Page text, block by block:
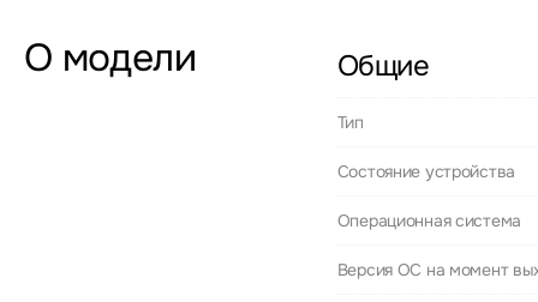
О модели Общие
Тип
Состояние устройства
Операционная система
Версия ОС на момент